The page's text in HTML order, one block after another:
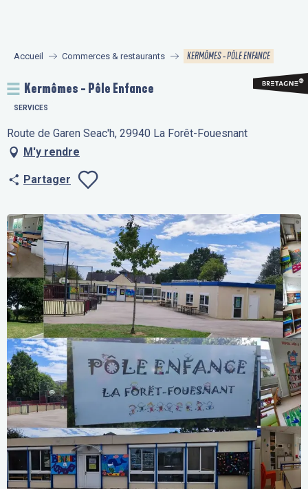
principal
Accueil Commerces & restaurants KERMÔMES - PÔLE ENFANCE
Kermômes - Pôle Enfance
SERVICES
Route de Garen Seac'h, 29940 La Forêt-Fouesnant
M'y rendre
Partager